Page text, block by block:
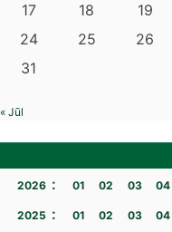
17
18 19
24
25 26
31
« Jūl
2026 : 01 02 03 04
2025 : 01 02 03 04